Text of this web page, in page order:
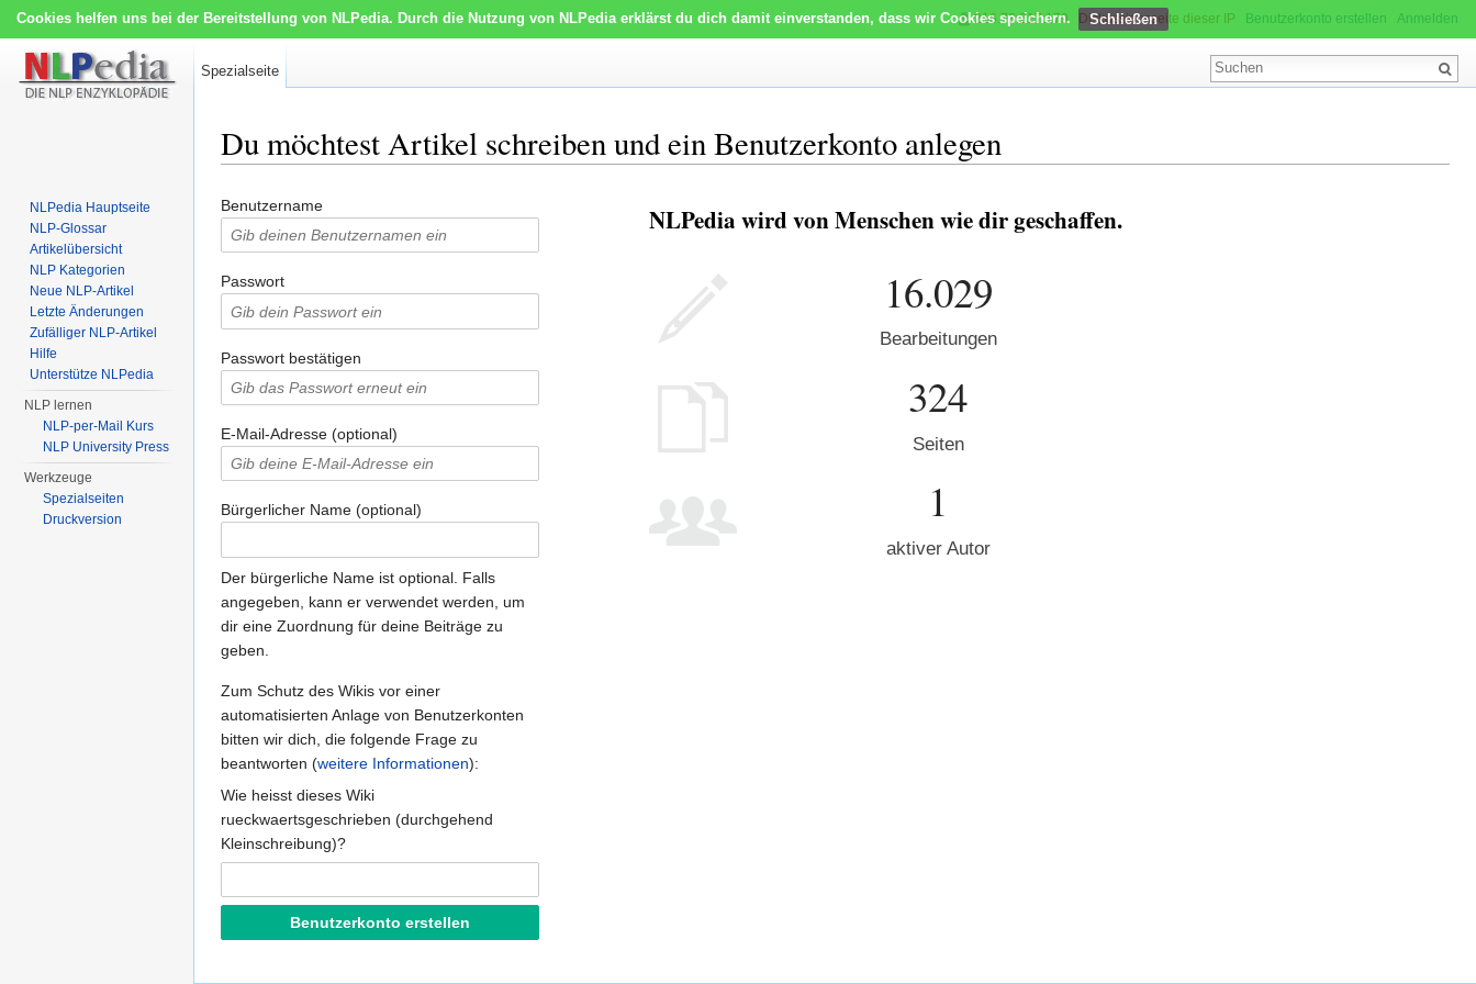
Cookies helfen uns bei der Bereitstellung von NLPedia. Durch die Nutzung von NLPedia erklärst du dich damit einverstanden, dass wir Cookies speichern.
Du möchtest Artikel schreiben und ein Benutzerkonto anlegen
Benutzername
Passwort
Passwort bestätigen
E-Mail-Adresse (optional)
Bürgerlicher Name (optional)
Der bürgerliche Name ist optional. Falls
angegeben, kann er verwendet werden, um
dir eine Zuordnung für deine Beiträge zu
geben.
Zum Schutz des Wikis vor einer
automatisierten Anlage von Benutzerkonten
bitten wir dich, die folgende Frage zu
beantworten (weitere Informationen):
Wie heisst dieses Wiki
rueckwaertsgeschrieben (durchgehend
Kleinschreibung)?
NLPedia wird von Menschen wie dir geschaffen.
16.029
Bearbeitungen
324
Seiten
1
aktiver Autor
216.73.217.179 Diskussionsseite dieser IP Benutzerkonto erstellen Anmelden
Spezialseite
NLPedia Hauptseite
NLP-Glossar
Artikelübersicht
NLP Kategorien
Neue NLP-Artikel
Letzte Änderungen
Zufälliger NLP-Artikel
Hilfe
Unterstütze NLPedia
NLP lernen
NLP-per-Mail Kurs
NLP University Press
Werkzeuge
Spezialseiten
Druckversion